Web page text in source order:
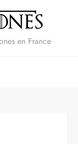
en France